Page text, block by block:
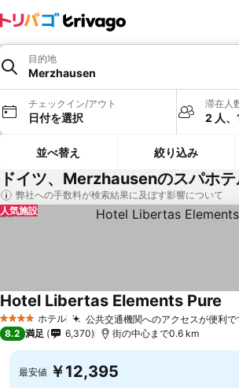
目的地
Merzhausen
チェックイン/アウト
日付を選択
滞在人
2 人、
並べ替え 絞り込み
ドイツ、Merzhausenのスパホ
弊社への手数料が検索結果に及ぼす影響について
人気施設
4 ホテルのランク
ホテル 公共交通機関へのアクセスが便利で
Hotel Libertas Elements Pure
8.2 満足 6,370 街の中心まで0.6 km
最安値 ￥12,395